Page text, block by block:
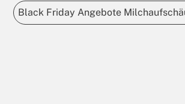
Black Friday Angebote